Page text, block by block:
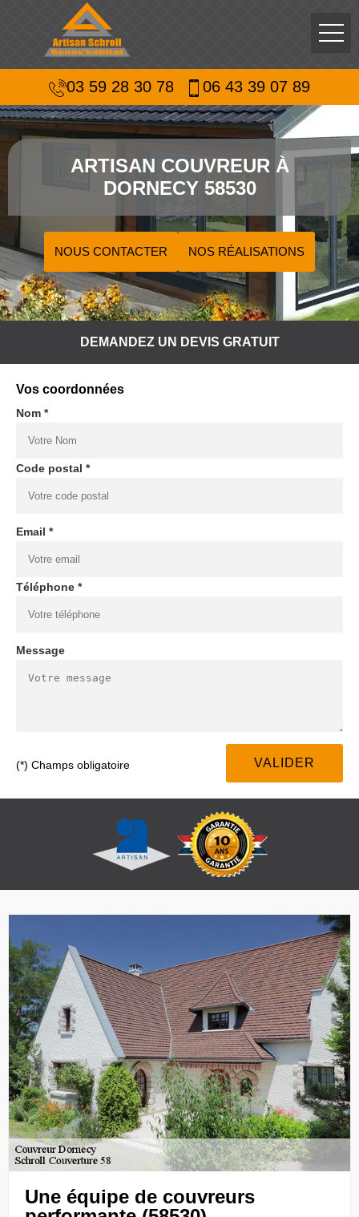
03 59 28 30 78 06 43 39 07 89
ARTISAN COUVREUR À
DORNECY 58530
NOUS CONTACTER NOS RÉALISATIONS
DEMANDEZ UN DEVIS GRATUIT
Vos coordonnées
Nom *
Code postal *
Email *
Téléphone *
Message
(*) Champs obligatoire
Une équipe de couvreurs